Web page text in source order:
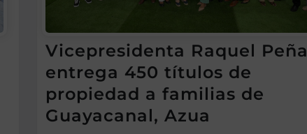
Vicepresidenta Raquel Peña
entrega 450 títulos de
propiedad a familias de
Guayacanal, Azua